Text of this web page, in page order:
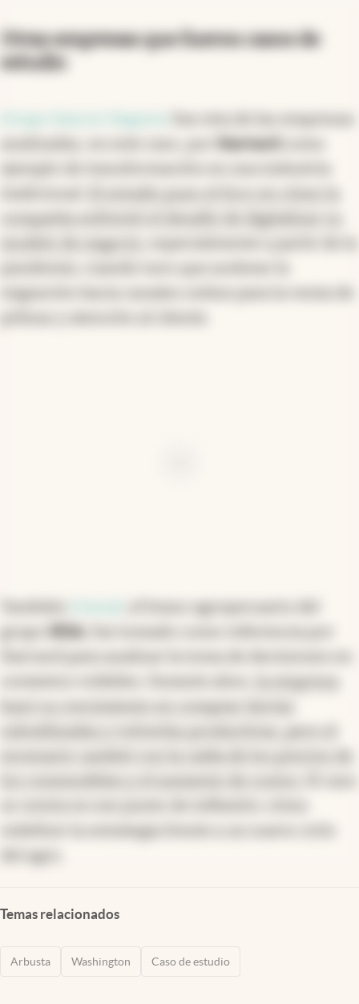
Otras empresas que fueron casos de
estudio
Harvard
compañía enfrentó el desafío de digitalizar su
modelo de negocio
, el brazo agropecuario del
IRSA
del agro.
Temas relacionados
Arbusta Washington Caso de estudio